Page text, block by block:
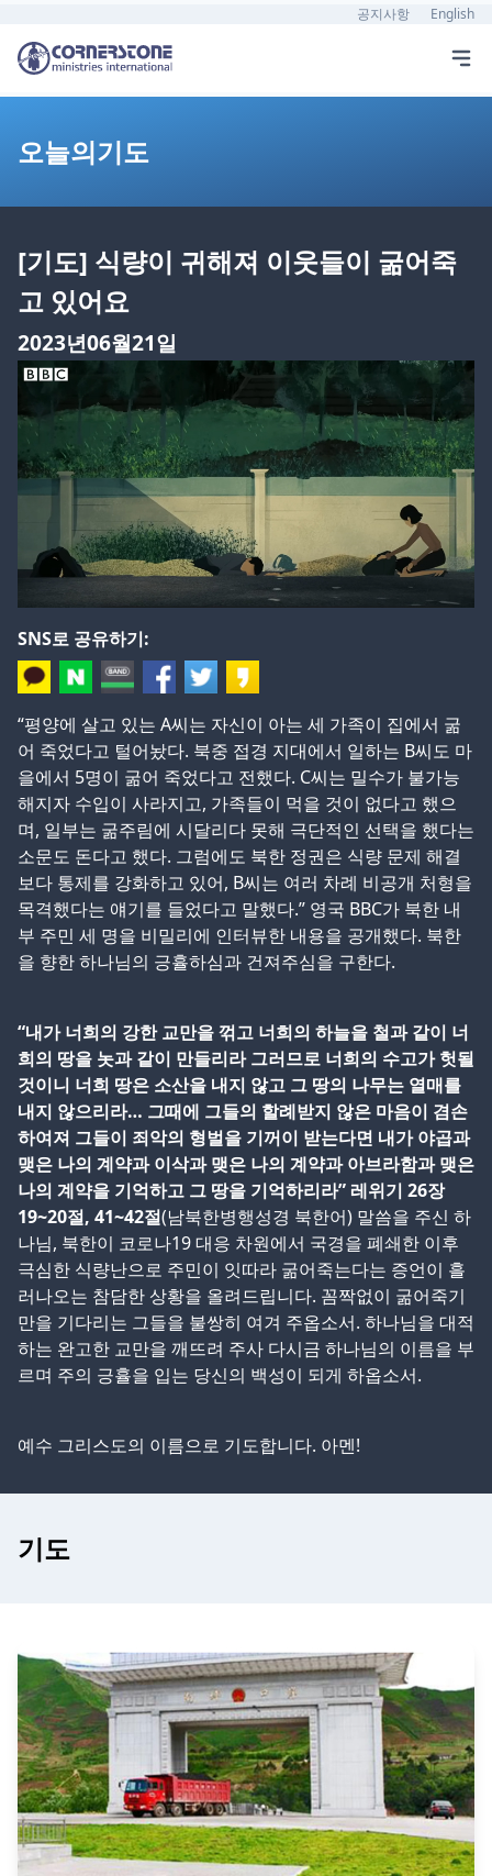
공지사항 English
오늘의기도
[기도] 식량이 귀해져 이웃들이 굶어죽
고 있어요
2023년06월21일
SNS로 공유하기:
“평양에 살고 있는 A씨는 자신이 아는 세 가족이 집에서 굶
어 죽었다고 털어놨다. 북중 접경 지대에서 일하는 B씨도 마
을에서 5명이 굶어 죽었다고 전했다. C씨는 밀수가 불가능
해지자 수입이 사라지고, 가족들이 먹을 것이 없다고 했으
며, 일부는 굶주림에 시달리다 못해 극단적인 선택을 했다는
소문도 돈다고 했다. 그럼에도 북한 정권은 식량 문제 해결
보다 통제를 강화하고 있어, B씨는 여러 차례 비공개 처형을
목격했다는 얘기를 들었다고 말했다.” 영국 BBC가 북한 내
부 주민 세 명을 비밀리에 인터뷰한 내용을 공개했다. 북한
을 향한 하나님의 긍휼하심과 건져주심을 구한다.
“내가 너희의 강한 교만을 꺾고 너희의 하늘을 철과 같이 너
희의 땅을 놋과 같이 만들리라 그러므로 너희의 수고가 헛될
것이니 너희 땅은 소산을 내지 않고 그 땅의 나무는 열매를
내지 않으리라… 그때에 그들의 할례받지 않은 마음이 겸손
하여져 그들이 죄악의 형벌을 기꺼이 받는다면 내가 야곱과
맺은 나의 계약과 이삭과 맺은 나의 계약과 아브라함과 맺은
나의 계약을 기억하고 그 땅을 기억하리라” 레위기 26장
19~20절, 41~42절(남북한병행성경 북한어) 말씀을 주신 하
나님, 북한이 코로나19 대응 차원에서 국경을 폐쇄한 이후
극심한 식량난으로 주민이 잇따라 굶어죽는다는 증언이 흘
러나오는 참담한 상황을 올려드립니다. 꼼짝없이 굶어죽기
만을 기다리는 그들을 불쌍히 여겨 주옵소서. 하나님을 대적
하는 완고한 교만을 깨뜨려 주사 다시금 하나님의 이름을 부
르며 주의 긍휼을 입는 당신의 백성이 되게 하옵소서.
예수 그리스도의 이름으로 기도합니다. 아멘!
기도